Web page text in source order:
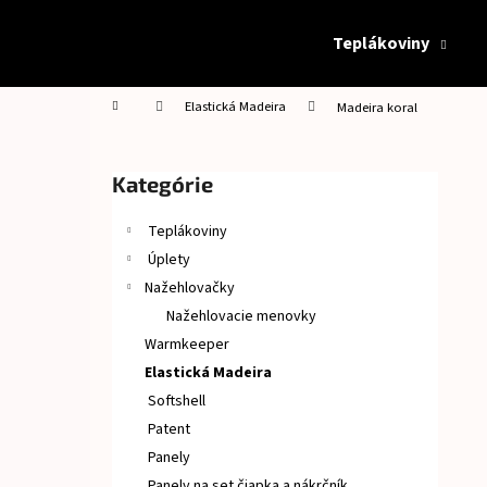
Teplákoviny
Domov Elastická Madeira Madeira koral
Preskočiť
kategórie
Kategórie
Teplákoviny
Úplety
Nažehlovačky
Nažehlovacie menovky
Warmkeeper
Elastická Madeira
Softshell
Patent
Panely
í
do
do